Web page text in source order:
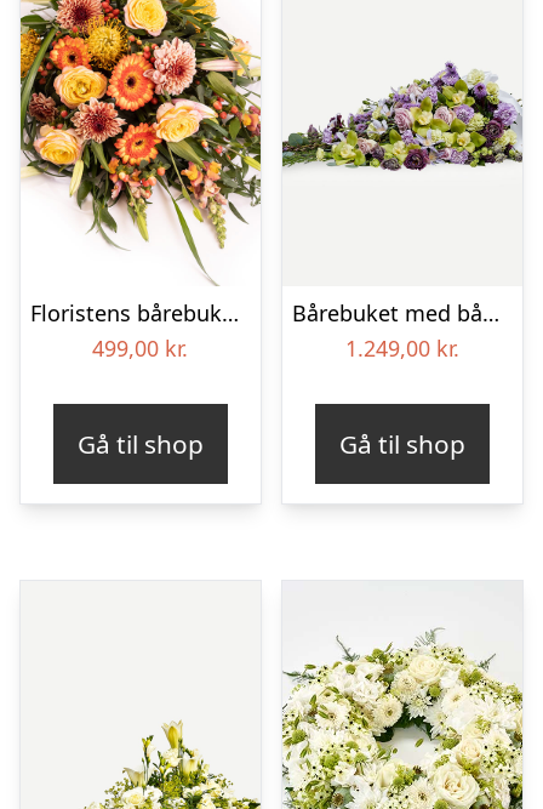
Floristens bårebuket – Gul & orange
499,00 kr.
Gå til shop
Bårebuket med bånd – Et eksklusivt farvel
1.249,00 kr.
Gå til shop